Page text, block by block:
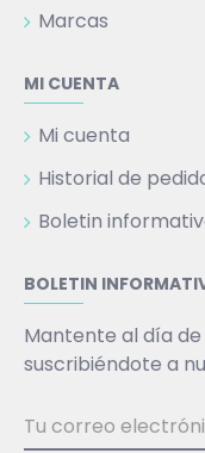
Marcas
MI CUENTA
Mi cuenta
Historial de
Boletin
BOLETIN
Mantente al día
suscribiéndote a